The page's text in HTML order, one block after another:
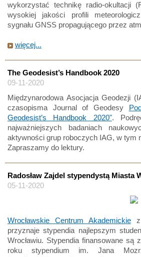
wykorzystać technikę radio-okultacji
wysokiej jakości profili
sygnału GNSS propagującego przez
więcej...
The Geodesist’s Handbook 2020
09-11-2020
Międzynarodowa Asocjacja Geodezji
czasopisma Journal of Geodesy
Geodesist’s Handbook 2020".
najważniejszych badaniach
aktywności grup roboczych IAG, w tym
Zapraszamy do lektury.
Radosław Zajdel stypendystą Miasta
05-11-2020
Wrocławskie Centrum Akademickiez
przyznaje stypendia najlepszym
Wrocławiu. Stypendia finansowane
roku stypendium im. Jana